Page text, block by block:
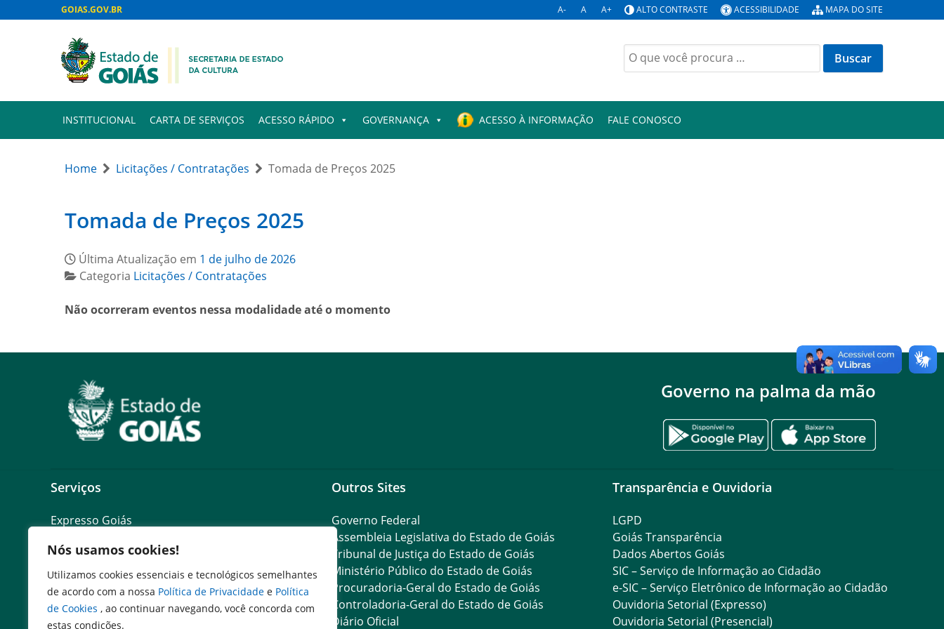
Nós usamos cookies!
Utilizamos cookies essenciais e tecnológicos semelhantes
de acordo com a nossa Política de Privacidade e Política
de Cookies , ao continuar navegando, você concorda com
estas condições.
GOIAS.GOV.BR A- A A+ ALTO CONTRASTE ACESSIBILIDADE MAPA DO SITE
Buscar
por:
INSTITUCIONAL CARTA DE SERVIÇOS ACESSO RÁPIDO GOVERNANÇA ACESSO À INFORMAÇÃO FALE CONOSCO
Home Licitações / Contratações Tomada de Preços 2025
Tomada de Preços 2025
Última Atualização em 1 de julho de 2026
Categoria Licitações / Contratações
Não ocorreram eventos nessa modalidade até o momento
Governo na palma da mão
Serviços
Expresso Goiás
Expresso Servidor
SEI Governadoria
Cadastro de Autoridades
Escola de Governo
Agenda de Autoridades
Outros Sites
Governo Federal
Assembleia Legislativa do Estado de Goiás
Tribunal de Justiça do Estado de Goiás
Ministério Público do Estado de Goiás
Procuradoria-Geral do Estado de Goiás
Controladoria-Geral do Estado de Goiás
Diário Oficial
Transparência e Ouvidoria
LGPD
Goiás Transparência
Dados Abertos Goiás
SIC – Serviço de Informação ao Cidadão
e-SIC – Serviço Eletrônico de Informação ao Cidadão
Ouvidoria Setorial (Expresso)
Ouvidoria Setorial (Presencial)